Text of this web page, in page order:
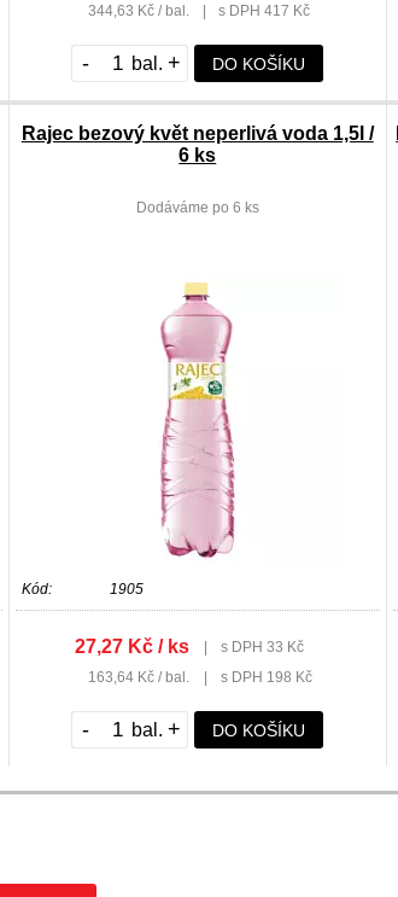
344,63 Kč / bal.
s DPH 417 Kč
- + DO KOŠÍKU
Rajec bezový květ neperlivá voda 1,5l /
6 ks
Dodáváme po 6 ks
Kód: 1905
27,27 Kč / ks
s DPH 33 Kč
163,64 Kč / bal.
s DPH 198 Kč
- + DO KOŠÍKU